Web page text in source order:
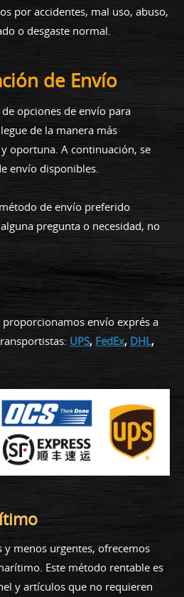
por accidentes, mal uso, abuso,
o desgaste normal.
de Envío
opciones de envío para
de la manera más
oportuna. A continuación, se
envío disponibles.
de envío preferido
pregunta o necesidad, no
envío exprés a
UPS, FedEx, DHL,
y menos urgentes, ofrecemos
Este método rentable es
y artículos que no requieren